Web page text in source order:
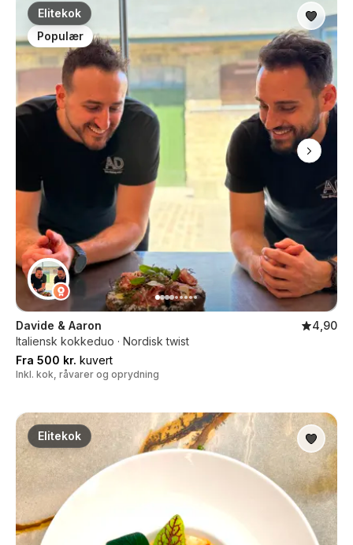
Elitekok
Populær
Davide & Aaron
4,90
Italiensk kokkeduo · Nordisk twist
Fra 500 kr. kuvert
Inkl. kok, råvarer og oprydning
Elitekok